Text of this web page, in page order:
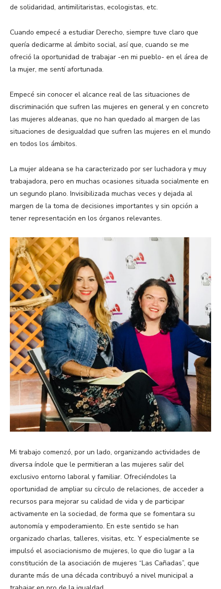
de solidaridad, antimilitaristas, ecologistas, etc.
Cuando empecé a estudiar Derecho, siempre tuve claro que
quería dedicarme al ámbito social, así que, cuando se me
ofreció la oportunidad de trabajar -en mi pueblo- en el área de
la mujer, me sentí afortunada.
Empecé sin conocer el alcance real de las situaciones de
discriminación que sufren las mujeres en general y en concreto
las mujeres aldeanas, que no han quedado al margen de las
situaciones de desigualdad que sufren las mujeres en el mundo
en todos los ámbitos.
La mujer aldeana se ha caracterizado por ser luchadora y muy
trabajadora, pero en muchas ocasiones situada socialmente en
un segundo plano. Invisibilizada muchas veces y dejada al
margen de la toma de decisiones importantes y sin opción a
tener representación en los órganos relevantes.
Mi trabajo comenzó, por un lado, organizando actividades de
diversa índole que le permitieran a las mujeres salir del
exclusivo entorno laboral y familiar. Ofreciéndoles la
oportunidad de ampliar su círculo de relaciones, de acceder a
recursos para mejorar su calidad de vida y de participar
activamente en la sociedad, de forma que se fomentara su
autonomía y empoderamiento. En este sentido se han
organizado charlas, talleres, visitas, etc. Y especialmente se
impulsó el asociacionismo de mujeres, lo que dio lugar a la
constitución de la asociación de mujeres “Las Cañadas”, que
durante más de una década contribuyó a nivel municipal a